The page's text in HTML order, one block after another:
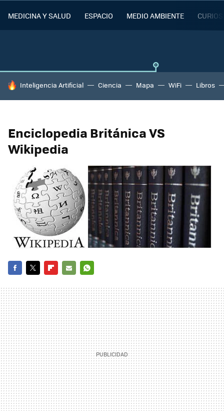
MEDICINA Y SALUD ESPACIO MEDIO AMBIENTE
HOY SE HABLA DE
Inteligencia Artificial Ciencia Mapa WiFi Libros
Enciclopedia Británica VS
Wikipedia
MAIL